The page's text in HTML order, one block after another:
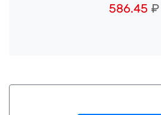
586.45 ₽